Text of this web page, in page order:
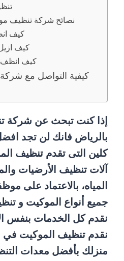
نصائح شركة تنظيف
كيف
كيف
كيف انظف
كيفية التواصل مع شركة
إذا كنت تبحث عن شركة
بالرياض فانك لن تجد
كلين التى تقدم تنظيف
آلات تنظيف الأرضيات
المياه، بالاعتماد على
جميع أنواع الموكيت و
نقدم كل الخدمات بنفس
نقدم تنظيف الموكيت
منزلك بأفضل معدات